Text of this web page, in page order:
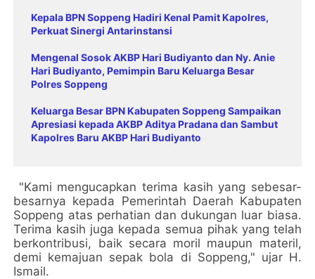
Kepala BPN Soppeng Hadiri Kenal Pamit Kapolres,
Perkuat Sinergi Antarinstansi
Mengenal Sosok AKBP Hari Budiyanto dan Ny. Anie
Hari Budiyanto, Pemimpin Baru Keluarga Besar
Polres Soppeng
Keluarga Besar BPN Kabupaten Soppeng Sampaikan
Apresiasi kepada AKBP Aditya Pradana dan Sambut
Kapolres Baru AKBP Hari Budiyanto
"Kami mengucapkan terima kasih yang sebesar-
besarnya kepada Pemerintah Daerah Kabupaten
Soppeng atas perhatian dan dukungan luar biasa.
Terima kasih juga kepada semua pihak yang telah
berkontribusi, baik secara moril maupun materil,
demi kemajuan sepak bola di Soppeng," ujar H.
Ismail.